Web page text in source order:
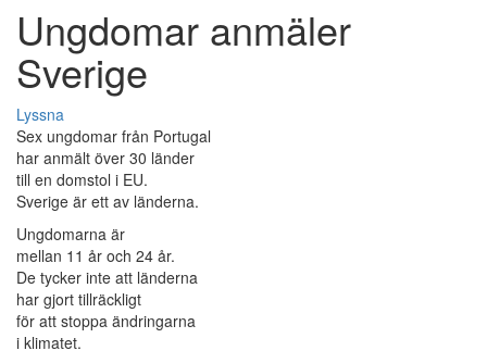
Ungdomar anmäler
Sverige
Lyssna
Sex ungdomar från Portugal
har anmält över 30 länder
till en domstol i EU.
Sverige är ett av länderna.
Ungdomarna är
mellan 11 år och 24 år.
De tycker inte att länderna
har gjort tillräckligt
för att stoppa ändringarna
i klimatet.